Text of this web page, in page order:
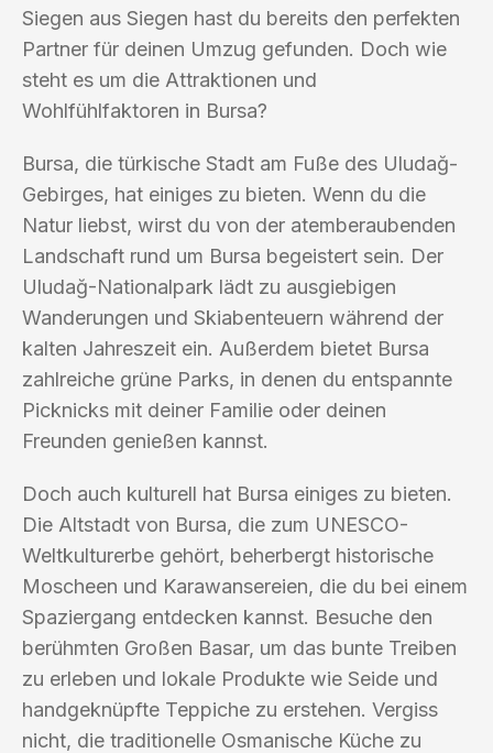
Siegen aus Siegen hast du bereits den perfekten
Partner für deinen Umzug gefunden. Doch wie
steht es um die Attraktionen und
Wohlfühlfaktoren in Bursa?
Bursa, die türkische Stadt am Fuße des Uludağ-
Gebirges, hat einiges zu bieten. Wenn du die
Natur liebst, wirst du von der atemberaubenden
Landschaft rund um Bursa begeistert sein. Der
Uludağ-Nationalpark lädt zu ausgiebigen
Wanderungen und Skiabenteuern während der
kalten Jahreszeit ein. Außerdem bietet Bursa
zahlreiche grüne Parks, in denen du entspannte
Picknicks mit deiner Familie oder deinen
Freunden genießen kannst.
Doch auch kulturell hat Bursa einiges zu bieten.
Die Altstadt von Bursa, die zum UNESCO-
Weltkulturerbe gehört, beherbergt historische
Moscheen und Karawansereien, die du bei einem
Spaziergang entdecken kannst. Besuche den
berühmten Großen Basar, um das bunte Treiben
zu erleben und lokale Produkte wie Seide und
handgeknüpfte Teppiche zu erstehen. Vergiss
nicht, die traditionelle Osmanische Küche zu